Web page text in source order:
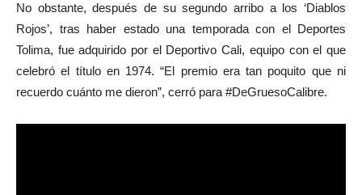
No obstante, después de su segundo arribo a los ‘Diablos
Rojos’, tras haber estado una temporada con el Deportes
Tolima, fue adquirido por el Deportivo Cali, equipo con el que
celebró el título en 1974. “El premio era tan poquito que ni
recuerdo cuánto me dieron”, cerró para #DeGruesoCalibre.